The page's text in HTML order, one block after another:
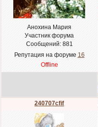
Анохина Мария
Участник форума
Сообщений: 881
Репутация на форуме 16
Offline
240707cfif